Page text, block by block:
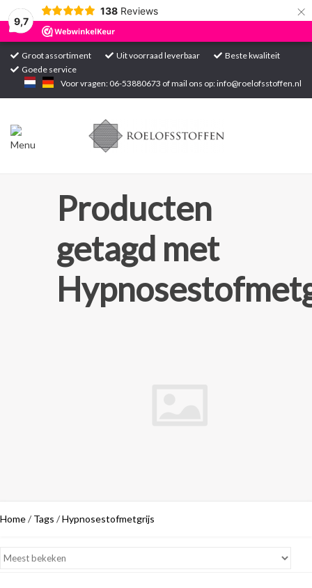
9,7
138 Reviews ×
Groot assortiment Uit voorraad leverbaar
Beste kwaliteit
Goede service
Voor vragen: 06-53880673 of mail ons op:info@roelofsstoffen.nl
Home
Producten
getagd met
Home/ Tags /Hypnosestofmetgrijs